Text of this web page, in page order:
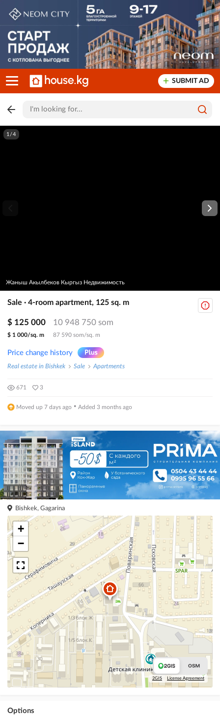
SUBMIT AD
1/4
Жаныш Акылбеков Кыргыз Недвижимость
Sale · 4-room apartment, 125 sq. m
$ 125 000 10 948 750 som
$ 1 000/sq. m 87 590 som/sq. m
Price change history
Real estate in Bishkek Sale Apartments
671 3
Moved up 7 days ago · Added 3 months ago
Bishkek, Gagarina
+
−
2GIS License Agreement
Options